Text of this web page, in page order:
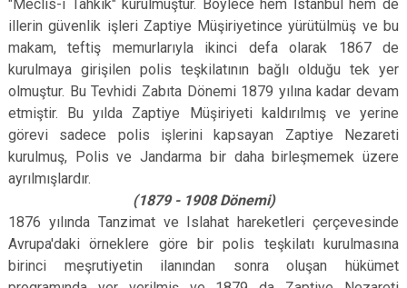
"Meclis-i Tahkik" kurulmuştur. Böylece hem İstanbul hem de
illerin güvenlik işleri Zaptiye Müşiriyetince yürütülmüş ve bu
makam, teftiş memurlarıyla ikinci defa olarak 1867 de
kurulmaya girişilen polis teşkilatının bağlı olduğu tek yer
olmuştur. Bu Tevhidi Zabıta Dönemi 1879 yılına kadar devam
etmiştir. Bu yılda Zaptiye Müşiriyeti kaldırılmış ve yerine
görevi sadece polis işlerini kapsayan Zaptiye Nezareti
kurulmuş, Polis ve Jandarma bir daha birleşmemek üzere
ayrılmışlardır.
(1879 - 1908 Dönemi)
1876 yılında Tanzimat ve Islahat hareketleri çerçevesinde
Avrupa'daki örneklere göre bir polis teşkilatı kurulmasına
birinci meşrutiyetin ilanından sonra oluşan hükümet